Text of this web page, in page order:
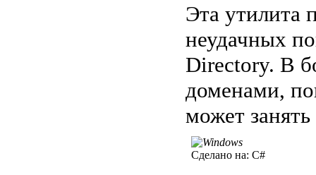
Эта утилита
неудачных
Directory. В
доменами,
может
Сделано на: C#